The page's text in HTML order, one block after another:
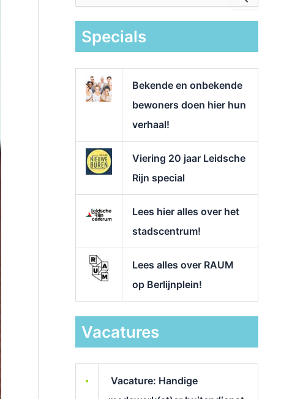
k
Specials
Bekende en onbekende
bewoners doen hier hun
verhaal!
Viering 20 jaar Leidsche
Rijn special
Lees hier alles over het
stadscentrum!
Lees alles over RAUM
op Berlijnplein!
Vacatures
Vacature: Handige